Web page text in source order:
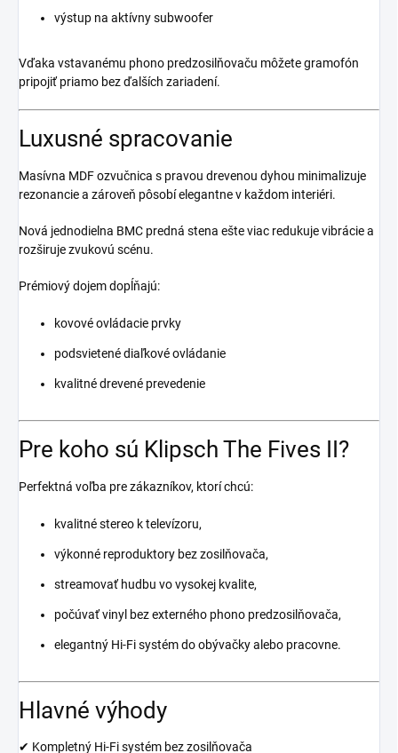
výstup na aktívny subwoofer
Vďaka vstavanému phono predzosilňovaču môžete gramofón
pripojiť priamo bez ďalších zariadení.
Luxusné spracovanie
Masívna MDF ozvučnica s pravou drevenou dyhou minimalizuje
rezonancie a zároveň pôsobí elegantne v každom interiéri.
Nová jednodielna BMC predná stena ešte viac redukuje vibrácie a
rozširuje zvukovú scénu.
Prémiový dojem dopĺňajú:
kovové ovládacie prvky
podsvietené diaľkové ovládanie
kvalitné drevené prevedenie
Pre koho sú Klipsch The Fives II?
Perfektná voľba pre zákazníkov, ktorí chcú:
kvalitné stereo k televízoru,
výkonné reproduktory bez zosilňovača,
streamovať hudbu vo vysokej kvalite,
počúvať vinyl bez externého phono predzosilňovača,
elegantný Hi-Fi systém do obývačky alebo pracovne.
Hlavné výhody
✔ Kompletný Hi-Fi systém bez zosilňovača